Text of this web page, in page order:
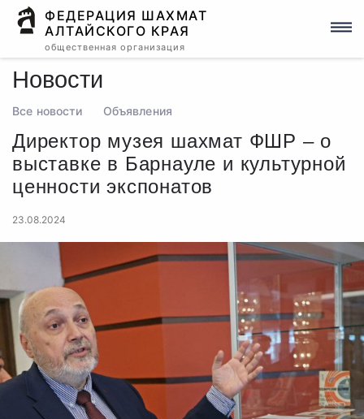
ФЕДЕРАЦИЯ ШАХМАТ
АЛТАЙСКОГО КРАЯ
общественная организация
Новости
Все новости Объявления
Директор музея шахмат ФШР – о
выставке в Барнауле и культурной
ценности экспонатов
23.08.2024